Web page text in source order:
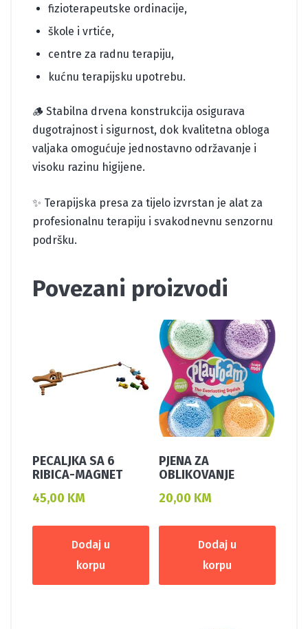
fizioterapeutske ordinacije,
škole i vrtiće,
centre za radnu terapiju,
kućnu terapijsku upotrebu.
🪵 Stabilna drvena konstrukcija osigurava
dugotrajnost i sigurnost, dok kvalitetna obloga
valjaka omogućuje jednostavno održavanje i
visoku razinu higijene.
✨ Terapijska presa za tijelo izvrstan je alat za
profesionalnu terapiju i svakodnevnu senzornu
podršku.
Povezani proizvodi
PECALJKA SA 6
RIBICA-MAGNET
45,00 KM
Dodaj u
korpu
PJENA ZA
OBLIKOVANJE
20,00 KM
Dodaj u
korpu